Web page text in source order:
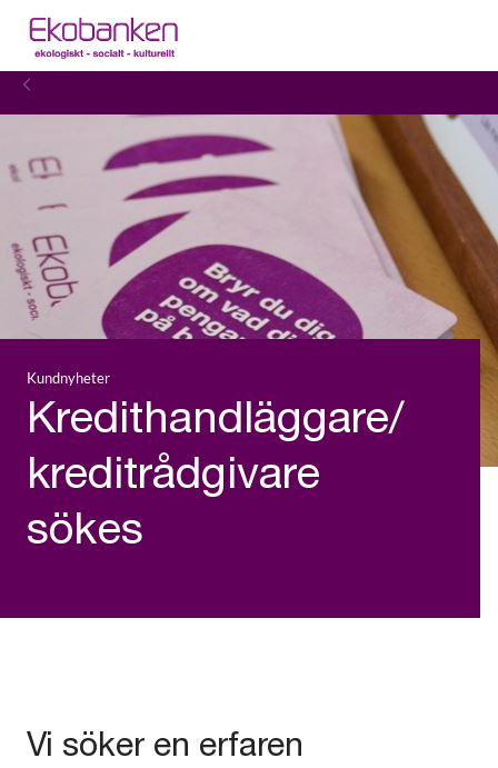
Kundnyheter
Kredithandläggare/
kreditrådgivare
sökes
Vi söker en erfaren